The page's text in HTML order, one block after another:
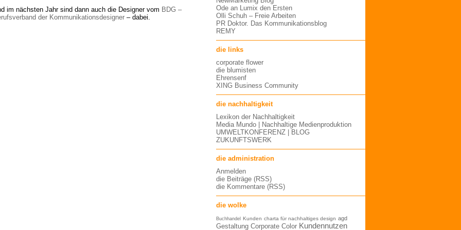
im nächsten Jahr sind dann auch die Designer vom BDG –
der Kommunikationsdesigner – dabei.
Ode an Lumix den Ersten
Olli Schuh – Freie Arbeiten
PR Doktor. Das Kommunikationsblog
REMY
die links
corporate flower
die blumisten
Ehrensenf
XING Business Community
die nachhaltigkeit
Lexikon der Nachhaltigkeit
Media Mundo | Nachhaltige Medienproduktion
UMWELTKONFERENZ | BLOG
ZUKUNFTSWERK
die administration
Anmelden
die Beiträge (RSS)
die Kommentare (RSS)
die wolke
Buchhandel Kunden charta für nachhaltiges design agd
Gestaltung Corporate Color Kundennutzen